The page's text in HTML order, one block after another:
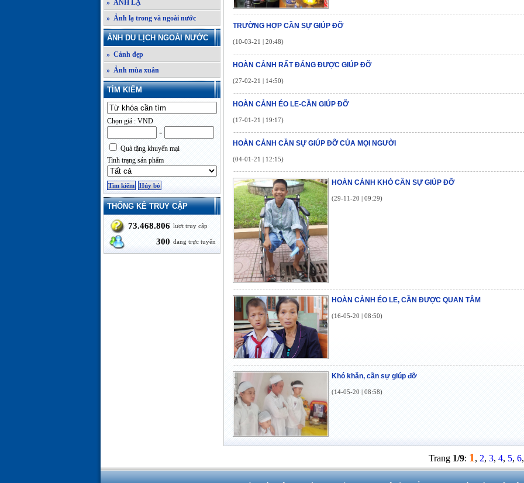
» ẢNH LẠ
» Ảnh lạ trong và ngoài nước
ẢNH DU LỊCH NGOÀI NƯỚC
» Cảnh đẹp
» Ảnh mùa xuân
TÌM KIẾM
Chọn giá : VND
-
Quà tặng khuyến mại
Tình trạng sản phẩm
THỐNG KÊ TRUY CẬP
73.468.806 lượt truy cập
300 đang trực tuyến
TRƯỜNG HỢP CẦN SỰ GIÚP ĐỠ
(10-03-21 | 20:48)
HOÀN CẢNH RẤT ĐÁNG ĐƯỢC GIÚP ĐỠ
(27-02-21 | 14:50)
HOÀN CẢNH ÉO LE-CẦN GIÚP ĐỠ
(17-01-21 | 19:17)
HOÀN CẢNH CẦN SỰ GIÚP ĐỠ CỦA MỌI NGƯỜI
(04-01-21 | 12:15)
HOÀN CẢNH KHÓ CẦN SỰ GIÚP ĐỠ
(29-11-20 | 09:29)
HOÀN CẢNH ÉO LE, CẦN ĐƯỢC QUAN TÂM
(16-05-20 | 08:50)
Khó khăn, cần sự giúp đỡ
(14-05-20 | 08:58)
Trang 1/9: 1 , 2, 3, 4, 5, 6,